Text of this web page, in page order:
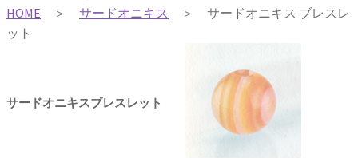
HOME ＞ サードオニキス
＞ サードオニキス ブレスレ
ット
サードオニキスブレスレット